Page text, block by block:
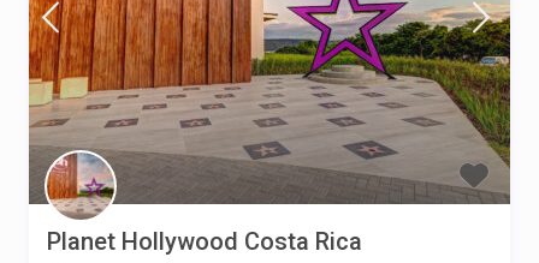
Planet Hollywood Costa Rica